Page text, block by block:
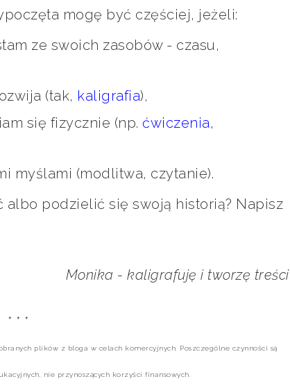
mogę być częściej, jeżeli:
ze swoich zasobów - czasu,
(tak, kaligrafia),
się fizycznie (np. ćwiczenia,
myślami (modlitwa, czytanie).
albo podzielić się swoją historią? Napisz
Monika - kaligrafuję i tworzę treści
* * *
plików z bloga w celach komercyjnych. Poszczególne czynności są
nie przynoszących korzyści finansowych.